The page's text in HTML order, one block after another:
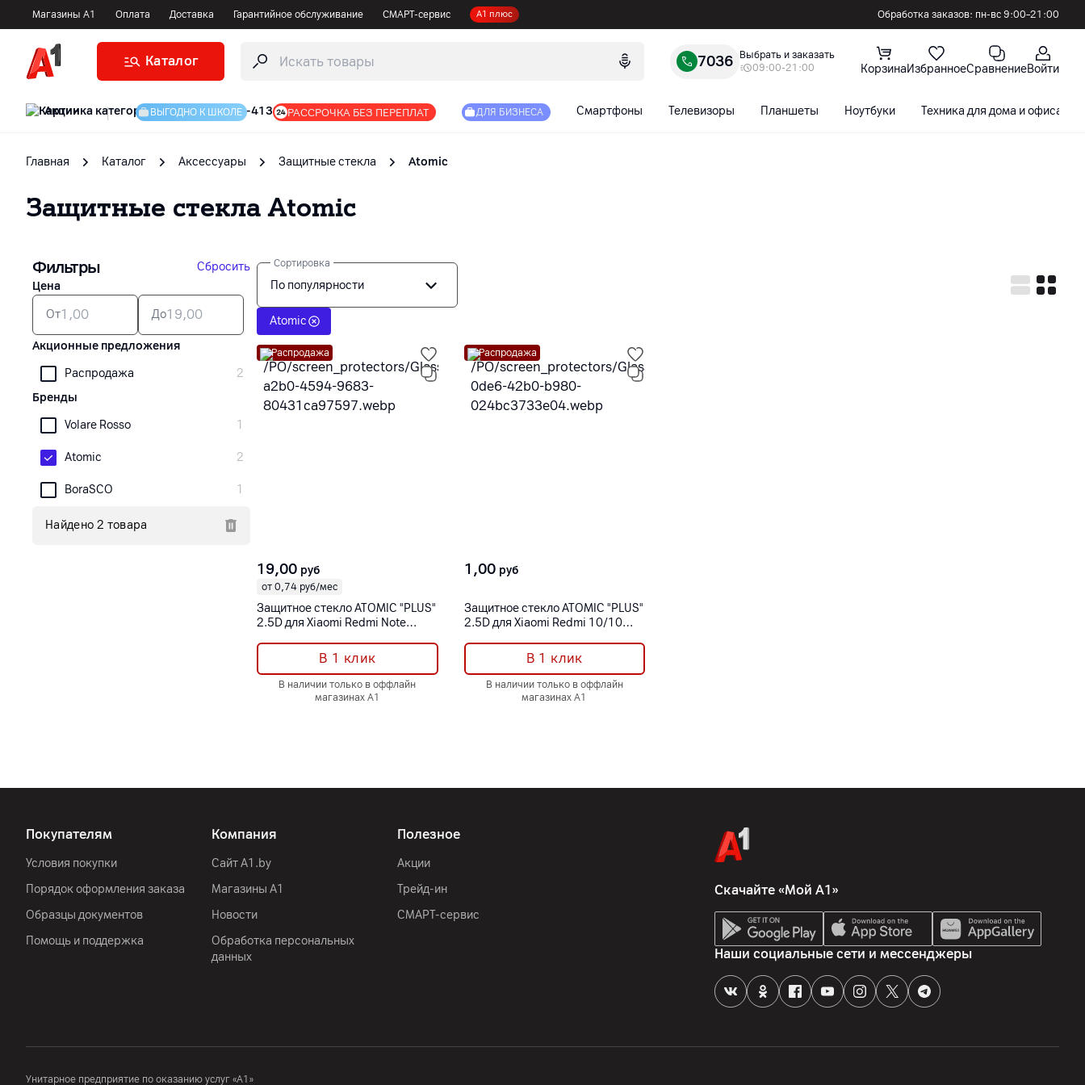
Магазины А1 Оплата Доставка Гарантийное обслуживание СМАРТ-сервис А1 плюс Обработка заказов: пн-вс 9:00–21:00
Каталог 7036
Выбрать и заказать
09:00-21:00
КорзинаИзбранноеСравнениеВойти
Акции | ВЫГОДНО К ШКОЛЕ РАССРОЧКА БЕЗ ПЕРЕПЛАТ ДЛЯ БИЗНЕСА Смартфоны Телевизоры Планшеты Ноутбуки Техника для дома и офиса
Главная Каталог Аксессуары Защитные стекла Atomic
Защитные стекла Atomic
Фильтры
Сбросить
Цена
От До
Акционные предложения
Распродажа
2
Бренды
Volare Rosso
1
Atomic 2
BoraSCO 1
Найдено 2 товара
Сортировка
По популярности
Atomic
Распродажа
19,00 руб
от 0,74 руб/мес
Защитное стекло ATOMIC "PLUS"
2.5D для Xiaomi Redmi Note
В 1 клик
В наличии только в оффлайн
магазинах А1
Распродажа
1,00 руб
Защитное стекло ATOMIC "PLUS"
2.5D для Xiaomi Redmi 10/10
В 1 клик
В наличии только в оффлайн
магазинах А1
Покупателям
Условия покупки
Порядок оформления заказа
Образцы документов
Помощь и поддержка
Компания
Сайт A1.by
Магазины А1
Новости
Обработка персональных
данных
Полезное
Акции
Трейд-ин
СМАРТ-сервис
Скачайте «Мой А1»
Наши социальные сети и мессенджеры
Унитарное предприятие по оказанию услуг «А1»